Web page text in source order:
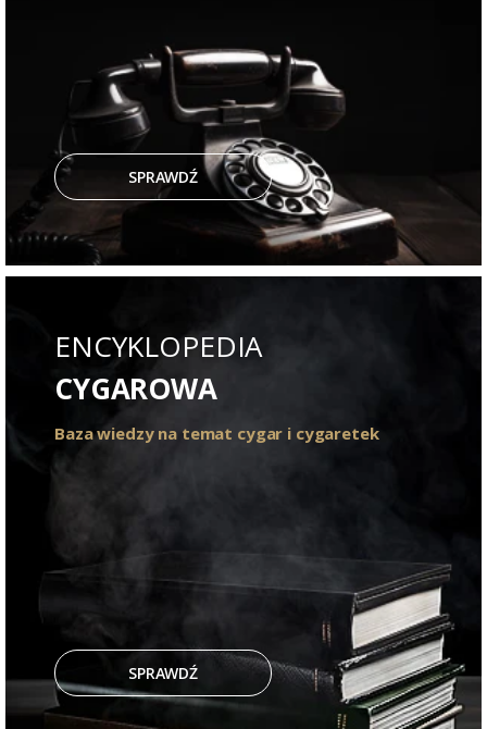
SPRAWDŹ
ENCYKLOPEDIA
CYGAROWA
Baza wiedzy na temat cygar i cygaretek
SPRAWDŹ